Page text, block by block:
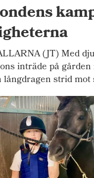
(JT) Med
inträde på
långdragen strid mot